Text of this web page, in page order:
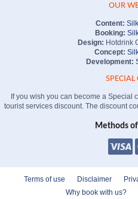
OUR
Content:
Booking:
Design: Hotdrink
Concept:
Development:
SPECIAL
If you wish you can become a Special
tourist services discount. The discount
Methods
Terms of use Disclaimer
Why book with us?